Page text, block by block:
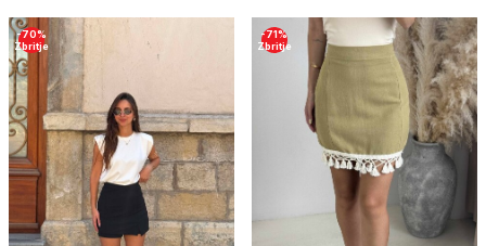
-70%
Zbritje
-71%
Zbritje